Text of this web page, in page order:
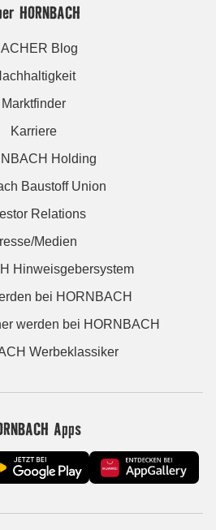
HORNBACH
Blog
Marktfinder
Karriere
Holding
Baustoff Union
Relations
Medien
Hinweisgebersystem
bei HORNBACH
werden bei HORNBACH
Werbeklassiker
Apps